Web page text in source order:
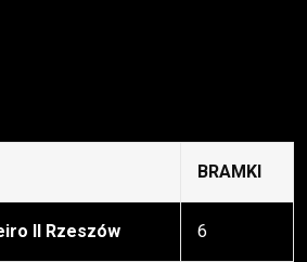
BRAMKI
II Rzeszów 6